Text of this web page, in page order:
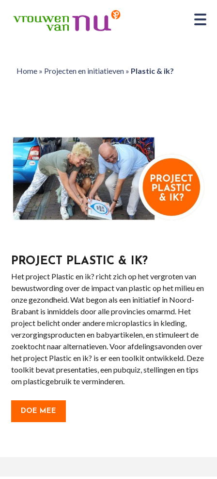
Home» Projecten en initiatieven» Plastic & ik?
PROJECT PLASTIC & IK?
Het project Plastic en ik? richtzich op het vergroten van
bewustwording over de impact van plastic op het milieu en
onze gezondheid. Wat begon als een initiatief in Noord-
Brabant is inmiddels dooralleprovincies omarmd. Het
project belicht onder andere microplastics in kleding,
verzorgingsproducten en babyartikelen, en stimuleert de
zoektocht naar alternatieven.Voor afdelingsavonden over
het project Plastic en ik? is er eentoolkitontwikkeld. Deze
toolkitbevat presentaties, een pubquiz, stellingen en tips
om plasticgebruik te verminderen.
DOE MEE